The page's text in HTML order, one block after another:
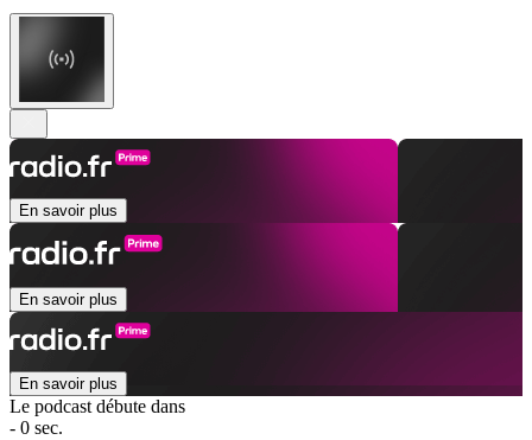
En savoir plus
En savoir plus
En savoir plus
Le podcast débute dans
- 0 sec.